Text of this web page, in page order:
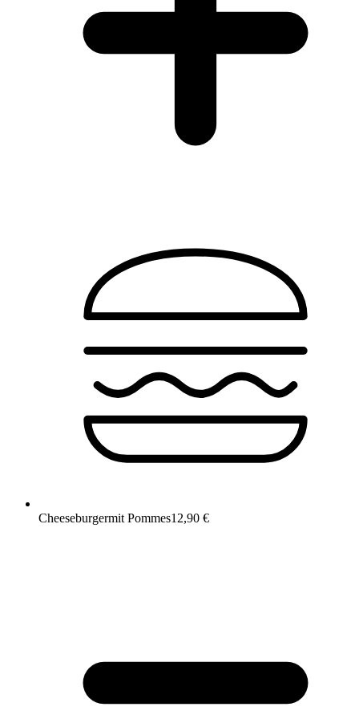
Cheeseburgermit Pommes12,90 €